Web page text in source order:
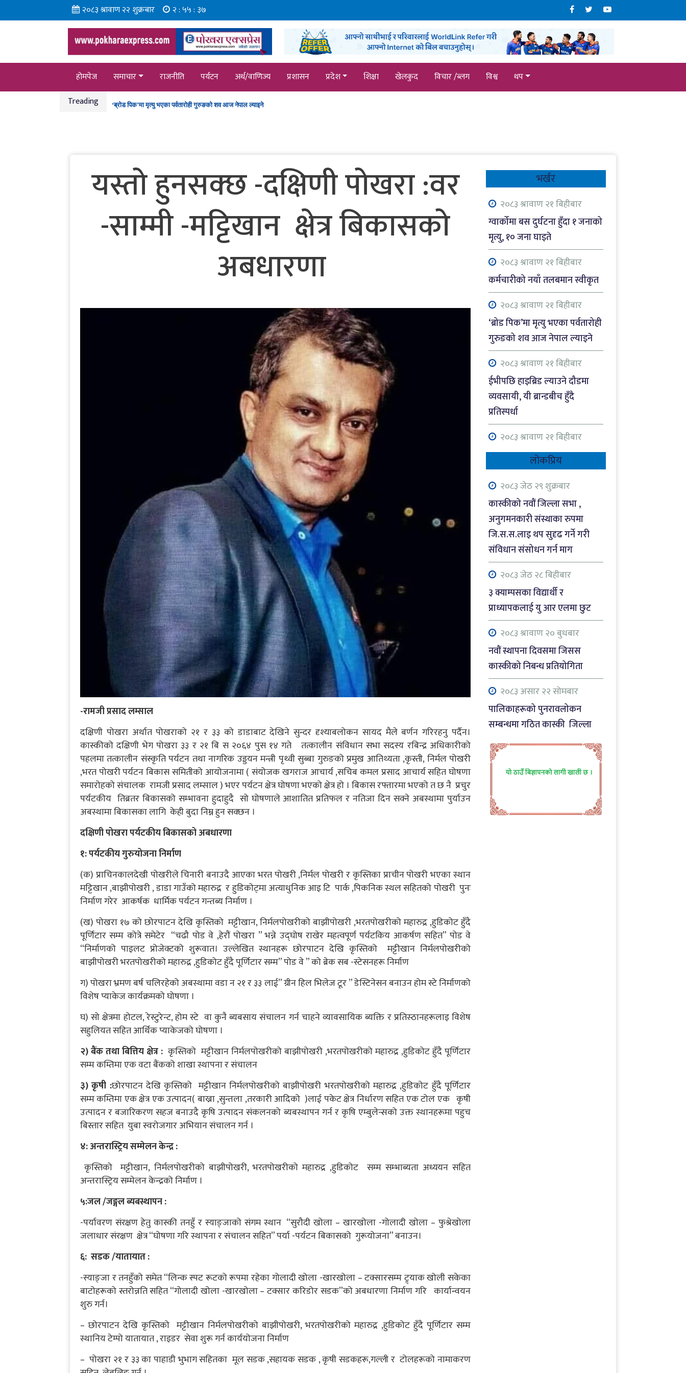
२०८३ श्रावाण २२ शुक्रबार २ : ५५ : ३८
होमपेज समाचार राजनीति पर्यटन अर्थ/वाणिज्य प्रशासन प्रदेश शिक्षा खेलकुद विचार /ब्लग विश्व
थप
Treading
ग्वार्कोमा बस दुर्घटना हुँदा १ जनाको मृत्यु, १० जना घाइते
‘ब्रोड पिक’मा मृत्यु भएका पर्वतारोही गुरुङको शव आज नेपाल ल्याइने
यस्तो हुनसक्छ -दक्षिणी पोखरा :वर
-साम्मी -मट्टिखान क्षेत्र बिकासको
अबधारणा
-रामजी प्रसाद लम्साल
दक्षिणी पोखरा अर्थात पोखराको २१ र ३३ को डाडाबाट देखिने सुन्दर दृश्याबलोकन सायद मैले बर्णन गरिरहनु पर्दैन।
कास्कीको दक्षिणी भेग पोखरा ३३ र २१ बि स २०६४ पुस १४ गते तत्कालीन संविधान सभा सदस्य रबिन्द्र अधिकारीको
पहलमा तत्कालीन संस्कृति पर्यटन तथा नागरिक उड्डयन मन्त्री पृथ्वी सुब्बा गुरुङको प्रमुख आतिथ्यता ,कृस्ती, निर्मल पोखरी
,भरत पोखरी पर्यटन बिकास समितीको आयोजनामा ( संयोजक खगराज आचार्य ,सचिब कमल प्रसाद आचार्य सहित घोषणा
समारोहको संचालक रामजी प्रसाद लम्साल ) भएर पर्यटन क्षेत्र घोषणा भएको क्षेत्र हो । बिकास रफ्तारमा भएको त छ नै प्रचुर
पर्यटकीय तिब्रतर बिकासको सम्भावना हुदाहुदै सो घोषणाले आशातित प्रतिफल र नतिजा दिन सक्ने अबस्थामा पुर्याउन
अबस्थामा बिकासका लागि केही बुदा निम्न हुन सक्छन ।
दक्षिणी पोखरा पर्यटकीय बिकासको अबधारणा
१: पर्यटकीय गुरुयोजना निर्माण
(क) प्राचिनकालदेखी पोखरीले चिनारी बनाउदै आएका भरत पोखरी ,निर्मल पोखरी र कृस्तिका प्राचीन पोखरी भएका स्थान
मट्टिखान ,बाझीपोखरी , डाडा गाउँको महारुद्र र हुडिकोट्मा अत्याधुनिक आइ टि पार्क ,पिकनिक स्थल सहितको पोखरी पुनः
निर्माण गरेर आकर्षक धार्मिक पर्यटन गन्तब्य निर्माण ।
(ख) पोखरा १७ को छोरपाटन देखि कृस्तिको मट्टीखान, निर्मलपोखरीको बाझीपोखरी ,भरतपोखरीको महारुद्र ,हुडिकोट हुँदै
पूर्णिटार सम्म कोत्रे समेटेर “चढौ पोड वे ,हेरौं पोखरा ” भन्ने उद्घोष राखेर महत्वपूर्ण पर्यटकिय आकर्षण सहित” पोड वे
“निर्माणको पाइलट प्रोजेक्टको शुरूवात। उल्लेखित स्थानहरू छोरपाटन देखि कृस्तिको मट्टीखान निर्मलपोखरीको
बाझीपोखरी भरतपोखरीको महारुद्र ,हुडिकोट हुँदै पूर्णिटार सम्म” पोड वे ” को ब्रेक सब -स्टेसनहरू निर्माण
ग) पोखरा भ्रमण बर्ष चलिरहेको अबस्थामा वडा न २१ र ३३ लाई” ग्रीन हिल भिलेज टूर ” डेस्टिनेसन बनाउन होम स्टे निर्माणको
विशेष प्याकेज कार्यक्रमको घोषणा ।
घ) सो क्षेत्रमा होटल, रेस्टुरेन्ट, होम स्टे वा कुनै ब्यबसाय संचालन गर्न चाहने व्यावसायिक ब्यक्ति र प्रतिस्ठानहरूलाइ विशेष
सहुलियत सहित आर्थिक प्याकेजको घोषणा ।
२) बैंक तथा बित्तिय क्षेत्र : कृस्तिको मट्टीखान निर्मलपोखरीको बाझीपोखरी ,भरतपोखरीको महारुद्र ,हुडिकोट हुँदै पूर्णिटार
सम्म कम्तिमा एक वटा बैंकको शाखा स्थापना र संचालन
३) कृषी :छोरपाटन देखि कृस्तिको मट्टीखान निर्मलपोखरीको बाझीपोखरी भरतपोखरीको महारुद्र ,हुडिकोट हुँदै पूर्णिटार
सम्म कम्तिमा एक क्षेत्र एक उत्पादन( बाख्रा ,सुन्तला ,तरकारी आदिको )लाई पकेट क्षेत्र निर्धारण सहित एक टोल एक कृषी
उत्पादन र बजारिकरण सहज बनाउदै कृषि उत्पादन संकलनको ब्यबस्थापन गर्न र कृषि एम्बुलेन्सको उक्त स्थानहरूमा पहुच
बिस्तार सहित युबा स्वरोजगार अभियान संचालन गर्न ।
४: अन्तरास्ट्रिय सम्मेलन केन्द्र :
कृस्तिको मट्टीखान, निर्मलपोखरीको बाझीपोखरी, भरतपोखरीको महारुद्र ,हुडिकोट सम्म सम्भाब्यता अध्ययन सहित
अन्तरास्ट्रिय सम्मेलन केन्द्रको निर्माण ।
५:जल /जङ्गल ब्यबस्थापन :
-पर्यावरण संरक्षण हेतु कास्की तनहुँ र स्याङ्जाको संगम स्थान “सुरौदी खोला – खारखोला -गोलादी खोला – फुश्रेखोला
जलाधार संरक्षण क्षेत्र “घोषणा गरि स्थापना र संचालन सहित” पर्या -पर्यटन बिकासको गुरूयोजना” बनाउन।
६: सडक /यातायात :
-स्याङ्जा र तनहुँको समेत “लिन्क स्पट रूटको रूपमा रहेका गोलादी खोला -खारखोला – टक्सारसम्म ट्र्याक खोली सकेका
बाटोहरूको स्तरोन्नति सहित “गोलादी खोला -खारखोला – टक्सार करिडोर सडक”को अबधारणा निर्माण गरि कार्यान्वयन
शुरु गर्न।
– छोरपाटन देखि कृस्तिको मट्टीखान निर्मलपोखरीको बाझीपोखरी, भरतपोखरीको महारुद्र ,हुडिकोट हुँदै पूर्णिटार सम्म
स्थानिय टेम्पो यातायात , राइडर सेवा शुरू गर्न कार्ययोजना निर्माण
– पोखरा २१ र ३३ का पाहाडी भुभाग सहितका मूल सडक ,सहायक सडक , कृषी सडकहरू,गल्ली र टोलहरूको नामाकरण
भर्खर
२०८३ श्रावाण २१ बिहीबार
ग्वार्कोमा बस दुर्घटना हुँदा १ जनाको
मृत्यु, १० जना घाइते
२०८३ श्रावाण २१ बिहीबार
कर्मचारीको नयाँ तलबमान स्वीकृत
२०८३ श्रावाण २१ बिहीबार
‘ब्रोड पिक’मा मृत्यु भएका पर्वतारोही
गुरुङको शव आज नेपाल ल्याइने
२०८३ श्रावाण २१ बिहीबार
ईभीपछि हाइब्रिड ल्याउने दौडमा
व्यवसायी, यी ब्रान्डबीच हुँदै
प्रतिस्पर्धा
२०८३ श्रावाण २१ बिहीबार
गण्डकी प्रज्ञा प्रतिष्ठानमा ‘न्यूरो आर्ट’
कार्यशाला
२०८३ श्रावाण २१ बिहीबार
राैतहटमा पेट्रोल बोकेको ट्यांकर
दुर्घटना, आगलागी हुँँदा जलेर नष्ट
२०८३ श्रावाण २१ बिहीबार
खैरो हेरोइन कारोबारको आरोपमा
रेस्टुरेन्ट सञ्चालक पक्राउ
२०८३ श्रावाण २० बुधबार
नवौं स्थापना दिवसमा जिसस
कास्कीको निबन्ध प्रतियोगिता
लोकप्रिय
२०८३ जेठ २९ शुक्रबार
कास्कीको नवौं जिल्ला सभा ,
अनुगमनकारी संस्थाका रुपमा
जि.स.स.लाइ थप सुदृढ गर्ने गरी
संविधान संसोधन गर्न माग
२०८३ जेठ २८ बिहीबार
३ क्याम्पसका विद्यार्थी र
प्राध्यापकलाई यु आर एलमा छुट
२०८३ श्रावाण २० बुधबार
नवौं स्थापना दिवसमा जिसस
कास्कीको निबन्ध प्रतियोगिता
२०८३ असार २२ सोमबार
पालिकाहरूको पुनरावलोकन
सम्बन्धमा गठित कास्की जिल्ला
स्तरिय अध्ययन समितिको पहिलो
बैठक सम्पन्न
२०८३ जेठ ३१ आइतबार
नाट्टा टोलीको कलकत्ता मिसनः
सीधा उडान र साझा प्याकेजमा जोड